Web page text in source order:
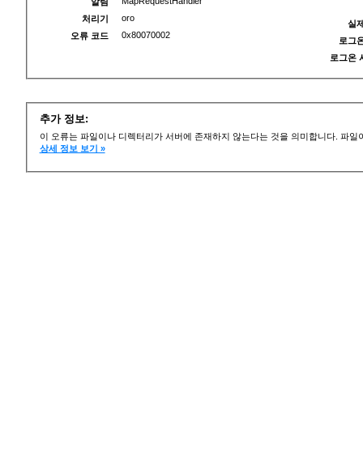
처리기
oro
오류 코드
0x80070002
실
로그
로그온
추가 정보:
이 오류는 파일이나 디렉터리가 서버에 존재하지 않는다는 것을 의미합니다. 파
상세 정보 보기 »